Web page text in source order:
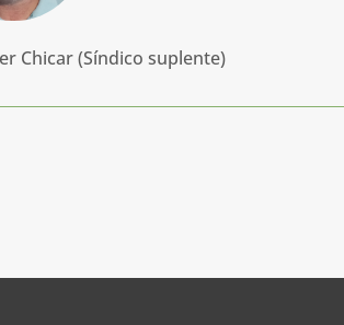
Chicar (Síndico suplente)